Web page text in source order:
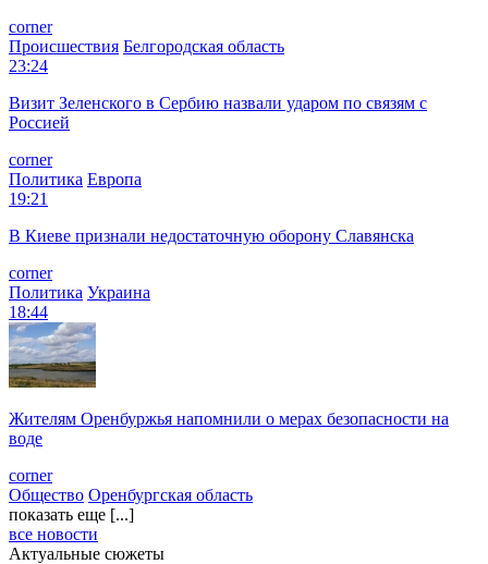
corner
Происшествия Белгородская область
23:24
Визит Зеленского в Сербию назвали ударом по связям с
Россией
corner
Политика Европа
19:21
В Киеве признали недостаточную оборону Славянска
corner
Политика Украина
18:44
Жителям Оренбуржья напомнили о мерах безопасности на
воде
corner
Общество Оренбургская область
показать еще [...]
все новости
Актуальные сюжеты